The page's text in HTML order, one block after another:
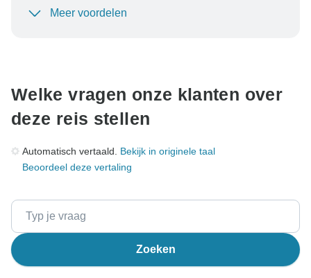
Om uw betaling te beschermen en ervoor te zorgen
Meer voordelen
Welke vragen onze klanten over
deze reis stellen
Automatisch vertaald. Bekijk in originele taal
Beoordeel deze vertaling
Zoeken